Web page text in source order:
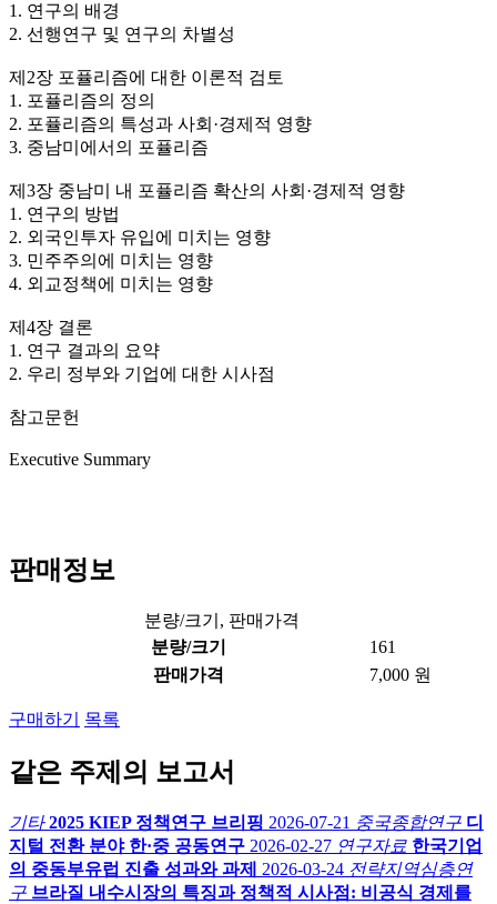
1. 연구의 배경
2. 선행연구 및 연구의 차별성
제2장 포퓰리즘에 대한 이론적 검토
1. 포퓰리즘의 정의
2. 포퓰리즘의 특성과 사회·경제적 영향
3. 중남미에서의 포퓰리즘
제3장 중남미 내 포퓰리즘 확산의 사회·경제적 영향
1. 연구의 방법
2. 외국인투자 유입에 미치는 영향
3. 민주주의에 미치는 영향
4. 외교정책에 미치는 영향
제4장 결론
1. 연구 결과의 요약
2. 우리 정부와 기업에 대한 시사점
참고문헌
Executive Summary
판매정보
분량/크기, 판매가격
분량/크기
161
판매가격
7,000 원
구매하기 목록
같은 주제의 보고서
기타 2025 KIEP 정책연구 브리핑 2026-07-21 중국종합연구 디
지털 전환 분야 한·중 공동연구 2026-02-27 연구자료 한국기업
의 중동부유럽 진출 성과와 과제
2026-03-24 전략지역심층연
구 브라질 내수시장의 특징과 정책적 시사점: 비공식 경제를